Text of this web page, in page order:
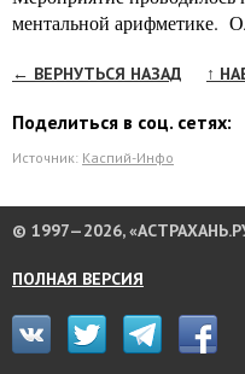
ментальной арифметике.
← ВЕРНУТЬСЯ НАЗАД ↑
Поделиться в соц. сетях:
Источник: Каспий-Инфо
© 1997—2026,
ПОЛНАЯ ВЕРСИЯ